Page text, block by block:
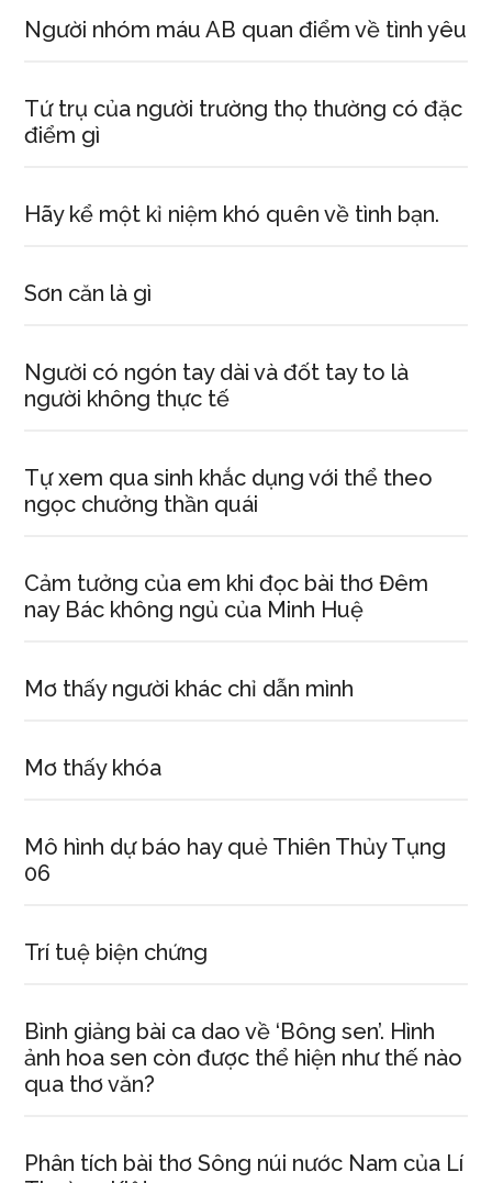
Người nhóm máu AB quan điểm về tình yêu
Tứ trụ của người trường thọ thường có đặc
điểm gì
Hãy kể một kỉ niệm khó quên về tình bạn.
Sơn căn là gì
Người có ngón tay dài và đốt tay to là
người không thực tế
Tự xem qua sinh khắc dụng với thể theo
ngọc chưởng thần quái
Cảm tưởng của em khi đọc bài thơ Đêm
nay Bác không ngủ của Minh Huệ
Mơ thấy người khác chỉ dẫn mình
Mơ thấy khóa
Mô hình dự báo hay quẻ Thiên Thủy Tụng
06
Trí tuệ biện chứng
Bình giảng bài ca dao về ‘Bông sen’. Hình
ảnh hoa sen còn được thể hiện như thế nào
qua thơ văn?
Phân tích bài thơ Sông núi nước Nam của Lí